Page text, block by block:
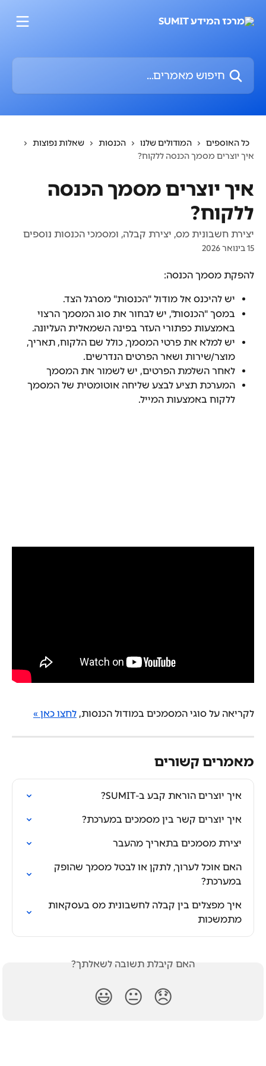
חיפוש מאמרים...
כל האוספים המודולים שלנו הכנסות
שאלות נפוצות
איך יוצרים מסמך הכנסה ללקוח?
איך יוצרים מסמך הכנסה
ללקוח?
יצירת חשבונית מס, יצירת קבלה, ומסמכי הכנסות נוספים
15 בינואר 2026
להפקת מסמך הכנסה:
יש להיכנס אל מודול "הכנסות" מסרגל הצד.
במסך "הכנסות", יש לבחור את סוג המסמך הרצוי
באמצעות כפתורי העזר בפינה השמאלית העליונה.
יש למלא את פרטי המסמך, כולל שם הלקוח, תאריך,
מוצר/שירות ושאר הפרטים הנדרשים.
לאחר השלמת הפרטים, יש לשמור את המסמך
המערכת תציע לבצע שליחה אוטומטית של המסמך
ללקוח באמצעות המייל.
לקריאה על סוגי המסמכים במודול הכנסות, לחצו כאן »
מאמרים קשורים
איך יוצרים הוראת קבע ב-SUMIT?
איך יוצרים קשר בין מסמכים במערכת?
יצירת מסמכים בתאריך מהעבר
האם אוכל לערוך, לתקן או לבטל מסמך שהופק
במערכת?
איך מפצלים בין קבלה לחשבונית מס בעסקאות
מתמשכות
האם קיבלת תשובה לשאלתך?
😞
😐
😃